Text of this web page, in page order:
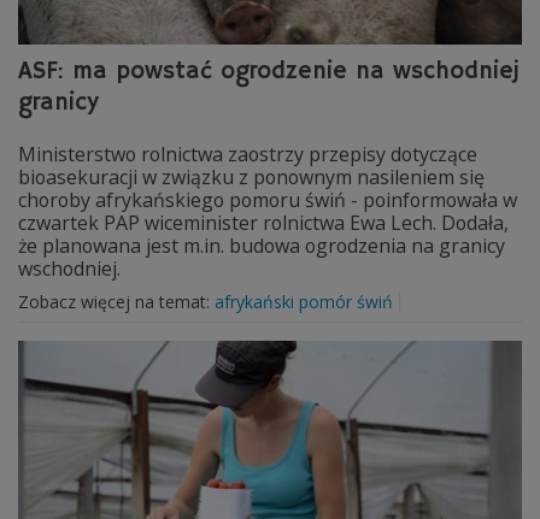
ASF: ma powstać ogrodzenie na wschodniej
granicy
Ministerstwo rolnictwa zaostrzy przepisy dotyczące
bioasekuracji w związku z ponownym nasileniem się
choroby afrykańskiego pomoru świń - poinformowała w
czwartek PAP wiceminister rolnictwa Ewa Lech. Dodała,
że planowana jest m.in. budowa ogrodzenia na granicy
wschodniej.
Zobacz więcej na temat: afrykański pomór świń